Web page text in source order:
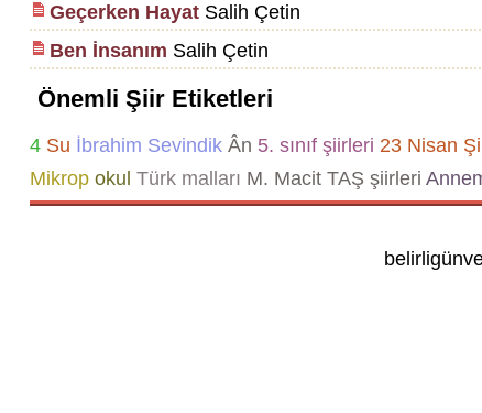
Geçerken HayatSalih Çetin
Ben İnsanım Salih Çetin
Önemli Şiir Etiketleri
4 Su İbrahim Sevindik Ân 5. sınıf şiirleri 23 Nisan
Mikrop okul Türk malları M. Macit TAŞ şiirleri